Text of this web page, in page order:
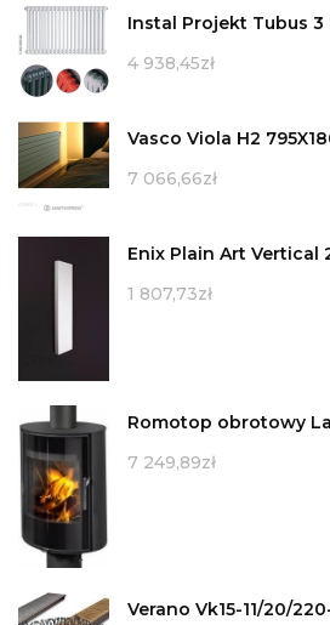
Instal Projekt Tubus 3
4 938,45zł
Vasco Viola H2
7 066,66zł
Enix Plain Art Vertical
1 807,73zł
Romotop obrotowy
7 249,89zł
Verano Vk15-11/20/